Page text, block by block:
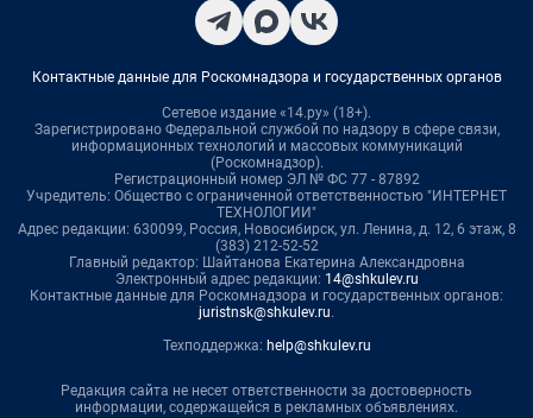
Контактные данные для Роскомнадзора и государственных органов
Сетевое издание «14.ру» (18+).
Зарегистрировано Федеральной службой по надзору в сфере связи,
информационных технологий и массовых коммуникаций
(Роскомнадзор).
Регистрационный номер ЭЛ № ФС 77 - 87892
Учредитель: Общество с ограниченной ответственностью "ИНТЕРНЕТ
ТЕХНОЛОГИИ"
Адрес редакции: 630099, Россия, Новосибирск, ул. Ленина, д. 12, 6 этаж, 8
(383) 212-52-52
Главный редактор: Шайтанова Екатерина Александровна
Электронный адрес редакции: 14@shkulev.ru
Контактные данные для Роскомнадзора и государственных органов:
juristnsk@shkulev.ru.
Техподдержка: help@shkulev.ru
Редакция сайта не несет ответственности за достоверность
информации, содержащейся в рекламных объявлениях.